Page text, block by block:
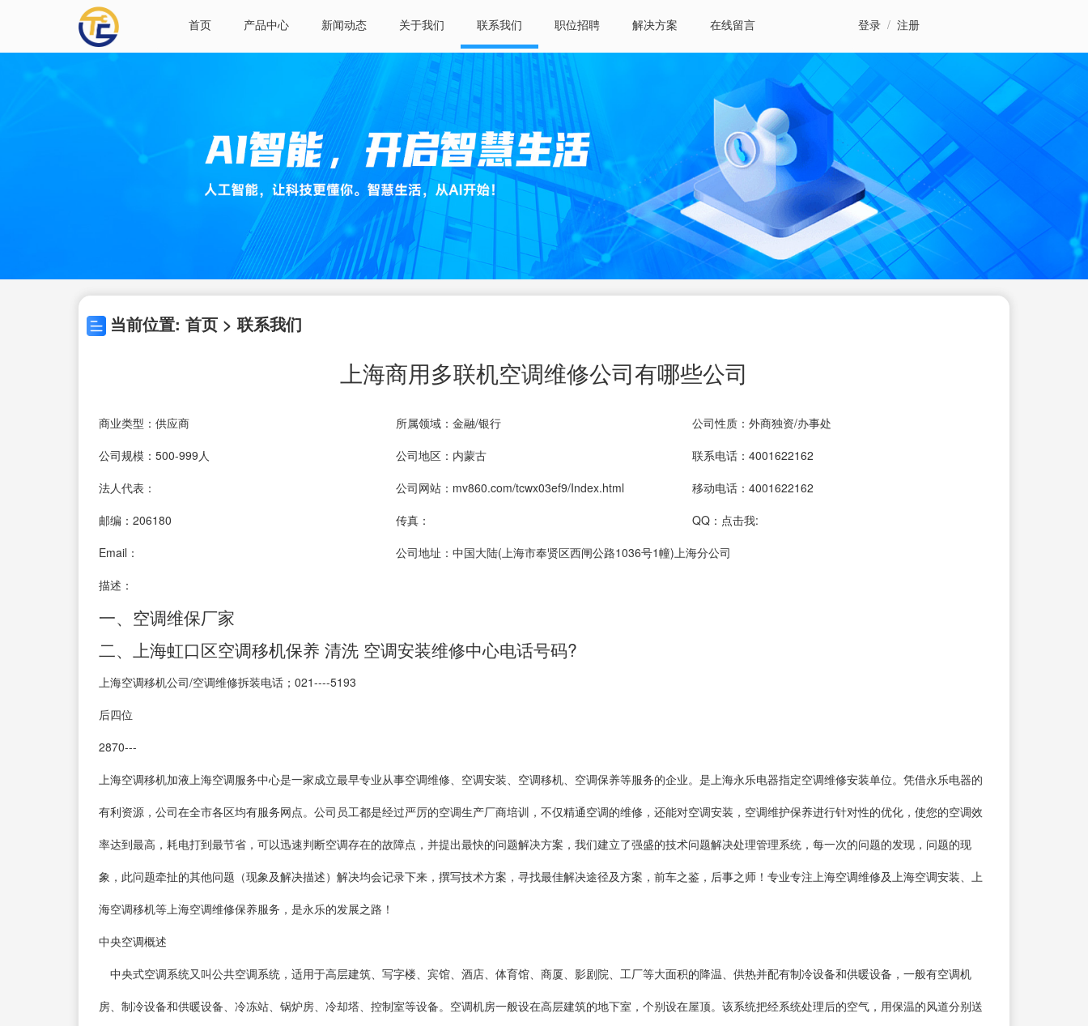
首页 产品中心 新闻动态 关于我们 联系我们 职位招聘 解决方案 在线留言 登录 / 注册
当前位置: 首页 > 联系我们
上海商用多联机空调维修公司有哪些公司
商业类型：供应商 所属领域：金融/银行
公司性质：外商独资/办事处
公司规模：500-999人
公司地区：内蒙古
联系电话：4001622162
法人代表：
公司网站：mv860.com/tcwx03ef9/Index.html
移动电话：4001622162
邮编：206180
传真： QQ： 点击我:
Email：
公司地址：中国大陆(上海市奉贤区西闸公路1036号1幢)上海分公司
描述：
一、空调维保厂家
二、上海虹口区空调移机保养 清洗 空调安装维修中心电话号码?
上海空调移机公司/空调维修拆装电话；021----5193
后四位
2870---
上海空调移机加液上海空调服务中心是一家成立最早专业从事空调维修、空调安装、空调移机、空调保养等服务的企业。是上海永乐电器指定空调维修安装单位。凭借永乐电器的
有利资源，公司在全市各区均有服务网点。公司员工都是经过严厉的空调生产厂商培训，不仅精通空调的维修，还能对空调安装，空调维护保养进行针对性的优化，使您的空调效
率达到最高，耗电打到最节省，可以迅速判断空调存在的故障点，并提出最快的问题解决方案，我们建立了强盛的技术问题解决处理管理系统，每一次的问题的发现，问题的现
象，此问题牵扯的其他问题（现象及解决描述）解决均会记录下来，撰写技术方案，寻找最佳解决途径及方案，前车之鉴，后事之师！专业专注上海空调维修及上海空调安装、上
海空调移机等上海空调维修保养服务，是永乐的发展之路！
中央空调概述
中央式空调系统又叫公共空调系统，适用于高层建筑、写字楼、宾馆、酒店、体育馆、商厦、影剧院、工厂等大面积的降温、供热并配有制冷设备和供暖设备，一般有空调机
房、制冷设备和供暖设备、冷冻站、锅炉房、冷却塔、控制室等设备。空调机房一般设在高层建筑的地下室，个别设在屋顶。该系统把经系统处理后的空气，用保温的风道分别送